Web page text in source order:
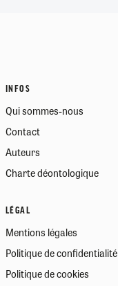
INFOS
Qui sommes-nous
Contact
Auteurs
Charte déontologique
LÉGAL
Mentions légales
Politique de confidentialité
Politique de cookies